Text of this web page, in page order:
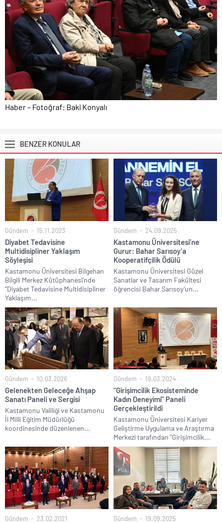
Haber – Fotoğraf: Baki Konyalı
BENZER KONULAR
Gündem 15.11.2023
Diyabet Tedavisine
Multidisipliner Yaklaşım
Söyleşisi
Kastamonu Üniversitesi Bilgehan
Bilgili Merkez Kütüphanesi'nde
‘’Diyabet Tedavisine Multidisipliner
Yaklaşım...
Gündem 24.09.2025
Kastamonu Üniversitesi’ne
Gurur: Bahar Sarısoy’a
Kooperatifçilik Ödülü
Kastamonu Üniversitesi Güzel
Sanatlar ve Tasarım Fakültesi
öğrencisi Bahar Sarısoy’un...
Gündem 10.03.2026
Gelenekten Geleceğe Ahşap
Sanatı Paneli ve Sergisi
Kastamonu Valiliği ve Kastamonu
İl Milli Eğitim Müdürlüğü
koordinesinde düzenlenen...
Gündem 19.03.2024
“Girişimcilik Ekosisteminde
Kadın Deneyimi” Paneli
Gerçekleştirildi
Kastamonu Üniversitesi Kariyer
Geliştirme Uygulama ve Araştırma
Merkezi tarafından "Girişimcilik...
Gündem 23.02.2021 Gündem 19.09.2025